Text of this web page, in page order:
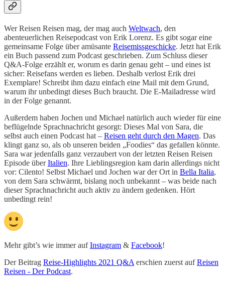
Wer Reisen Reisen mag, der mag auch Weltwach, den
abenteuerlichen Reisepodcast von Erik Lorenz. Es gibt sogar eine
gemeinsame Folge über amüsante Reisemissgeschicke. Jetzt hat Erik
ein Buch passend zum Podcast geschrieben. Zum Schluss dieser
Q&A-Folge erzählt er, worum es darin genau geht – und eines ist
sicher: Reisefans werden es lieben. Deshalb verlost Erik drei
Exemplare! Schreibt ihm dazu einfach eine Mail mit dem Grund,
warum ihr unbedingt dieses Buch braucht. Die E-Mailadresse wird
in der Folge genannt.
Außerdem haben Jochen und Michael natürlich auch wieder für eine
beflügelnde Sprachnachricht gesorgt: Dieses Mal von Sara, die
selbst auch einen Podcast hat – Reisen geht durch den Magen. Das
klingt ganz so, als ob unseren beiden „Foodies“ das gefallen könnte.
Sara war jedenfalls ganz verzaubert von der letzten Reisen Reisen
Episode überItalien. Ihre Lieblingsregion kam darin allerdings nicht
vor: Cilento! Selbst Michael und Jochen war der Ort in Bella Italia,
von dem Sara schwärmt, bislang noch unbekannt – was beide nach
dieser Sprachnachricht auch aktiv zu ändern gedenken. Hört
unbedingt rein!
Mehr gibt’s wie immer aufInstagram & Facebook!
Der Beitrag Reise-Highlights 2021 Q&A erschien zuerst aufReisen
Reisen - Der Podcast.